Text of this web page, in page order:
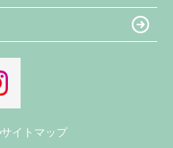
サイトマップ